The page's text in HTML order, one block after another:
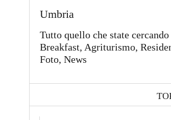
Umbria
Tutto quello che state
Breakfast, Agriturismo,
Foto, News